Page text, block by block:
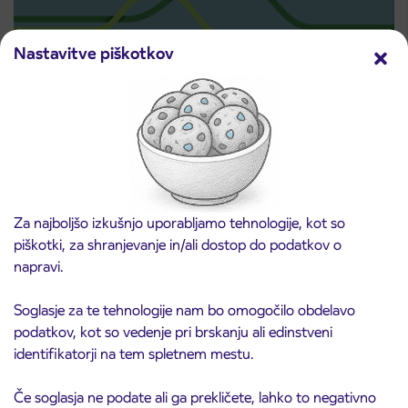
Nastavitve piškotkov
Za najboljšo izkušnjo uporabljamo tehnologije, kot so
piškotki, za shranjevanje in/ali dostop do podatkov o
napravi.
Soglasje za te tehnologije nam bo omogočilo obdelavo
podatkov, kot so vedenje pri brskanju ali edinstveni
identifikatorji na tem spletnem mestu.
Če soglasja ne podate ali ga prekličete, lahko to negativno
Predprodaja dijaških subvencioniranih IJPP
vozovnic za šolsko leto 2026/2027 se začne
Preberite objavo